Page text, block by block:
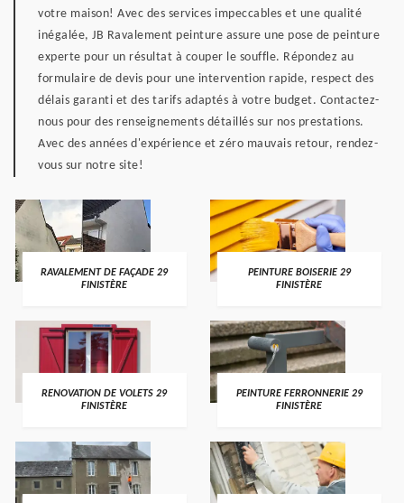
votre maison! Avec des services impeccables et une qualité
inégalée, JB Ravalement peinture assure une pose de peinture
experte pour un résultat à couper le souffle. Répondez au
formulaire de devis pour une intervention rapide, respect des
délais garanti et des tarifs adaptés à votre budget. Contactez-
nous pour des renseignements détaillés sur nos prestations.
Avec des années d'expérience et zéro mauvais retour, rendez-
vous sur notre site!
RAVALEMENT DE FAÇADE 29
FINISTÈRE
PEINTURE BOISERIE 29
FINISTÈRE
RENOVATION DE VOLETS 29
FINISTÈRE
PEINTURE FERRONNERIE 29
FINISTÈRE